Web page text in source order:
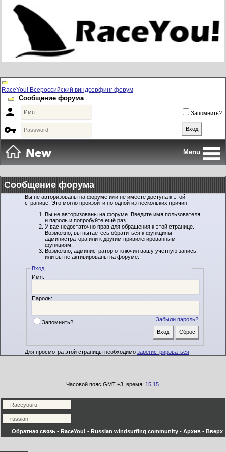
RaceYou! Всероссийский виндсерфинг форум
Сообщение форума
 Запомнить?

Menu
Сообщение форума
Вы не авторизованы на форуме или не имеете доступа к этой
странице. Это могло произойти по одной из нескольких причин:
Вы не авторизованы на форуме. Введите имя пользователя
и пароль и попробуйте ещё раз.
У вас недостаточно прав для обращения к этой странице.
Возможно, вы пытаетесь обратиться к функциям
администратора или к другим привилегированным
функциям.
Возможно, администратор отключил вашу учётную запись,
или вы не активированы на форуме.
Вход
Имя:
Пароль:
Забыли пароль?
Запомнить?
Для просмотра этой страницы необходимо зарегистрироваться
Часовой пояс GMT +3, время: 15:15.
Обратная связь - RaceYou! - Russian windsurfing community - Архив - Вверх